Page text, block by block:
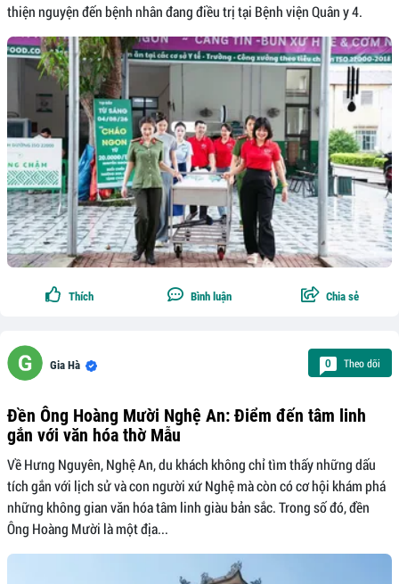
thiện nguyện đến bệnh nhân đang điều trị tại Bệnh viện Quân y 4.
Thích Bình luận Chia sẻ
Gia Hà 0 Theo dõi
Đền Ông Hoàng Mười Nghệ An: Điểm đến tâm linh
gắn với văn hóa thờ Mẫu
Về Hưng Nguyên, Nghệ An, du khách không chỉ tìm thấy những dấu
tích gắn với lịch sử và con người xứ Nghệ mà còn có cơ hội khám phá
những không gian văn hóa tâm linh giàu bản sắc. Trong số đó, đền
Ông Hoàng Mười là một địa...